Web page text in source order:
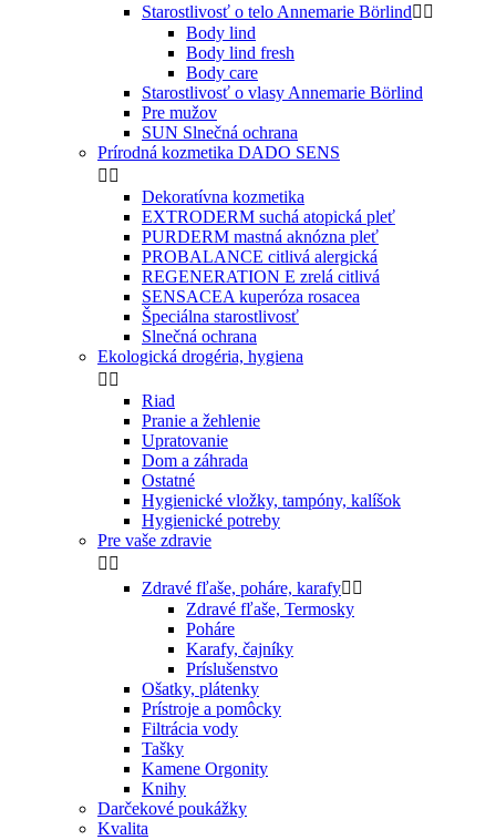
Starostlivosť o telo Annemarie Börlind 
Body lind
Body lind fresh
Body care
Starostlivosť o vlasy Annemarie Börlind
Pre mužov
SUN Slnečná ochrana
Prírodná kozmetika DADO SENS
 
Dekoratívna kozmetika
EXTRODERM suchá atopická pleť
PURDERM mastná aknózna pleť
PROBALANCE citlivá alergická
REGENERATION E zrelá citlivá
SENSACEA kuperóza rosacea
Špeciálna starostlivosť
Slnečná ochrana
Ekologická drogéria, hygiena
 
Riad
Pranie a žehlenie
Upratovanie
Dom a záhrada
Ostatné
Hygienické vložky, tampóny, kalíšok
Hygienické potreby
Pre vaše zdravie
 
Zdravé fľaše, poháre, karafy 
Zdravé fľaše, Termosky
Poháre
Karafy, čajníky
Príslušenstvo
Ošatky, plátenky
Prístroje a pomôcky
Filtrácia vody
Tašky
Kamene Orgonity
Knihy
Darčekové poukážky
Kvalita